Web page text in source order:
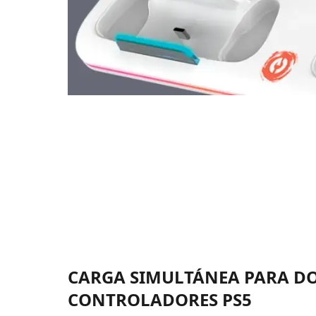
CARGA SIMULTÁNEA PARA
CONTROLADORES PS5